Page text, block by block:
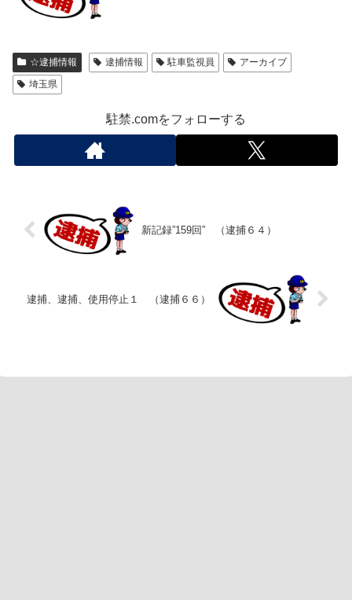
☆逮捕情報 逮捕情報 駐車監視員
アーカイブ
埼玉県
駐禁.comをフォローする
新記録”159回” （逮捕６４）
逮捕、逮捕、使用停止１ （逮捕６６）